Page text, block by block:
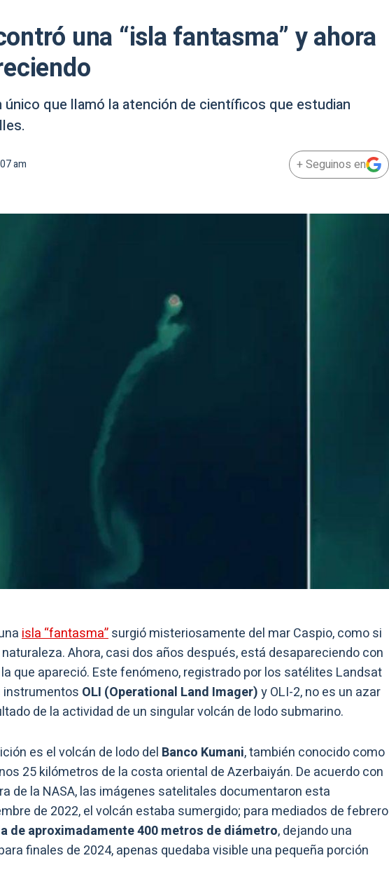
una “isla fantasma” y ahora
que llamó la atención de científicos que estudian
am + Seguinos en
isla “fantasma”surgió misteriosamente del mar Caspio, como si
Ahora, casi dos años después, está desapareciendo con
que apareció. Este fenómeno, registrado por los satélites Landsat
instrumentos OLI (Operational Land Imager)y OLI-2, no es un azar
de la actividad de un singular volcán de lodo submarino.
es el volcán de lodo del Banco Kumani, también conocido como
25 kilómetros de la costa oriental de Azerbaiyán. De acuerdo con
de la NASA, las imágenes satelitales documentaron esta
de 2022, el volcán estaba sumergido; para mediados de febrero
de aproximadamente 400 metros de diámetro, dejando una
finales de 2024, apenas quedaba visible una pequeña porción